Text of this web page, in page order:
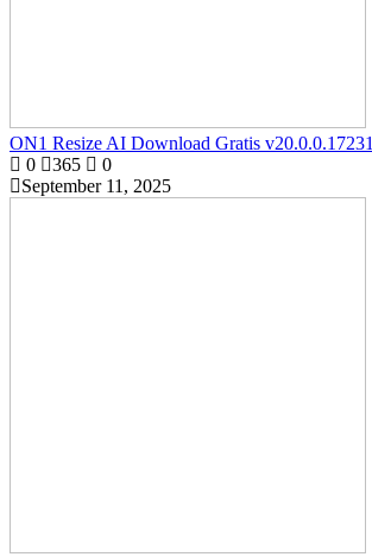
ON1 Resize AI Download Gratis v20.0.0.17231
0
365
0
September 11, 2025